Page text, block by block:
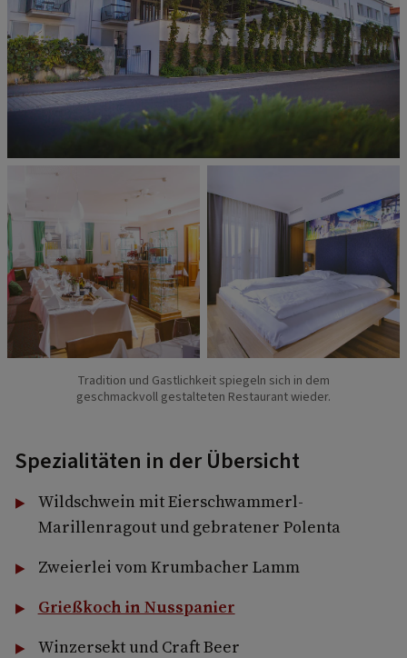
Tradition und Gastlichkeit spiegeln sich in dem
geschmackvoll gestalteten Restaurant wieder.
Spezialitäten in der Übersicht
Wildschwein mit Eierschwammerl­-
Marillenragout und gebrate­ner Polenta
Zweierlei vom Krumbacher Lamm
Grießkoch in Nusspanier
Winzersekt und Craft Beer